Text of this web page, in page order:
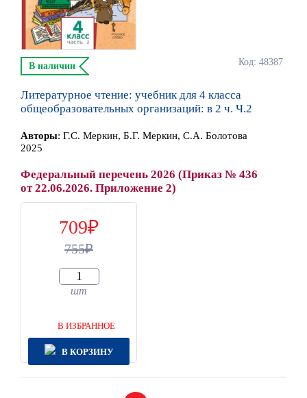
Код: 48387
В наличии
Литературное чтение: учебник для 4 класса
общеобразовательных организаций: в 2 ч. Ч.2
Авторы: Г.С. Меркин, Б.Г. Меркин, С.А. Болотова
2025
Федеральный перечень 2026 (Приказ № 436
от 22.06.2026. Приложение 2)
709
755
шт
В ИЗБРАННОЕ
В КОРЗИНУ